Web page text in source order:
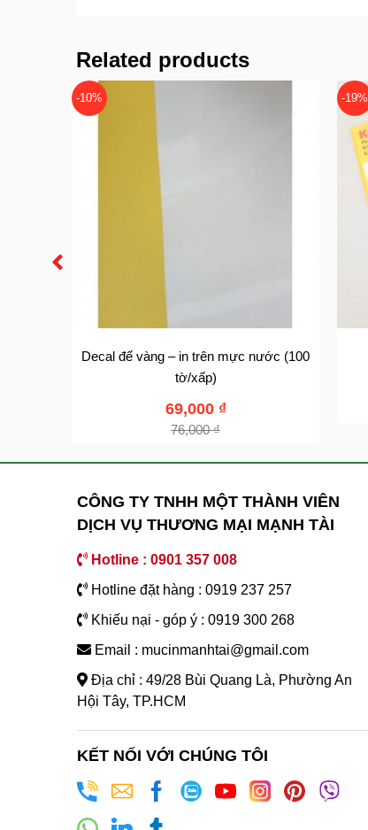
Related products
-10%
Decal đế vàng – in trên mực nước (100
tờ/xấp)
76,000₫
69,000 ₫
-19%
CÔNG TY TNHH MỘT THÀNH VIÊN
DỊCH VỤ THƯƠNG MẠI MẠNH TÀI
Hotline : 0901 357 008
Hotline đặt hàng : 0919 237 257
Khiếu nại - góp ý : 0919 300 268
Email : mucinmanhtai@gmail.com
Địa chỉ : 49/28 Bùi Quang Là, Phường An
Hội Tây, TP.HCM
KẾT NỐI VỚI CHÚNG TÔI